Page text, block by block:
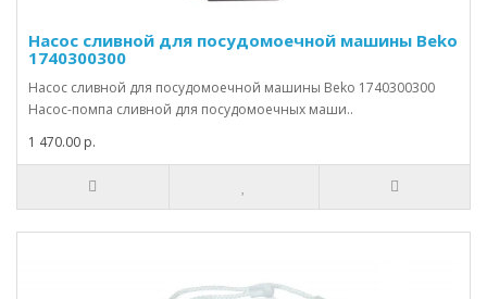
Насос сливной для посудомоечной машины Beko
1740300300
Насос сливной для посудомоечной машины Beko 1740300300
Насос-помпа сливной для посудомоечных маши..
1 470.00 р.